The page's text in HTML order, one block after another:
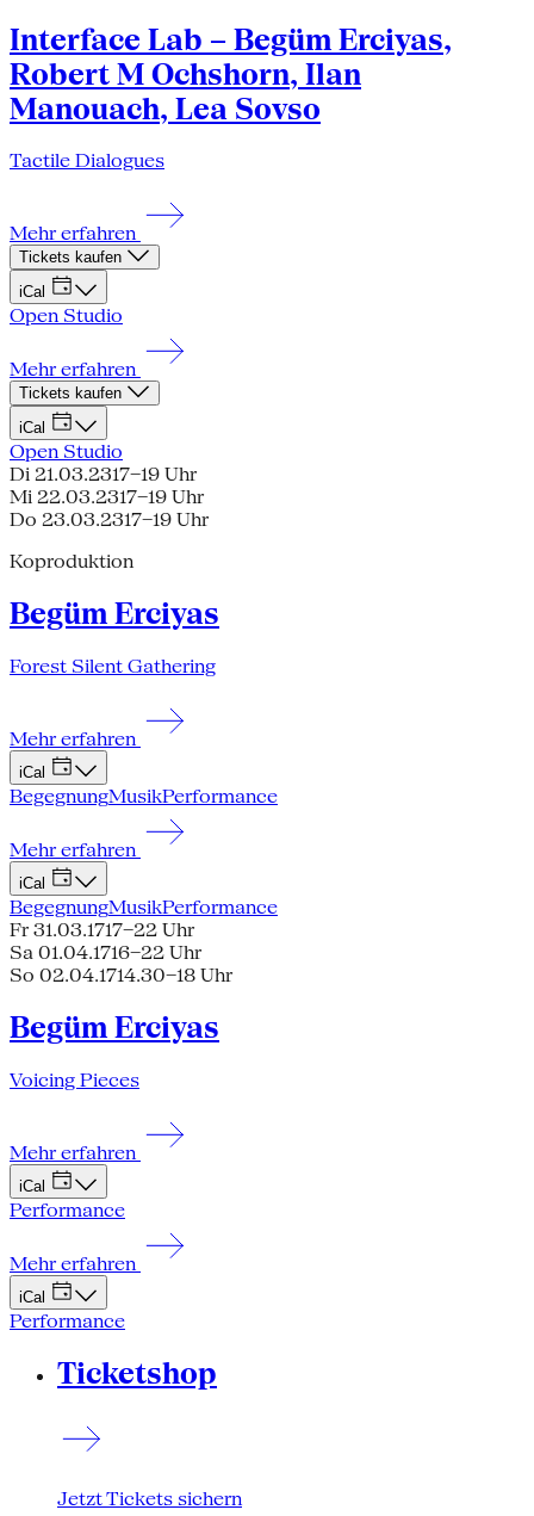
Interface Lab – Begüm Erciyas,
Robert M Ochshorn, Ilan
Manouach, Lea Sovso
Tactile Dialogues
Mehr erfahren
Tickets kaufen
iCal
Open Studio
Mehr erfahren
Tickets kaufen
iCal
Open Studio
Di 21.03.2317–19 Uhr
Mi 22.03.2317–19 Uhr
Do 23.03.2317–19 Uhr
Koproduktion
Begüm Erciyas
Forest Silent Gathering
Mehr erfahren
iCal
BegegnungMusikPerformance
Mehr erfahren
iCal
BegegnungMusikPerformance
Fr 31.03.1717–22 Uhr
Sa 01.04.1716–22 Uhr
So 02.04.1714.30–18 Uhr
Begüm Erciyas
Voicing Pieces
Mehr erfahren
iCal
Performance
Mehr erfahren
iCal
Performance
Ticketshop
Jetzt Tickets sichern